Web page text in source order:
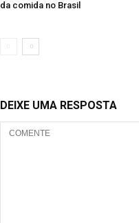
da comida no Brasil
DEIXE UMA RESPOSTA